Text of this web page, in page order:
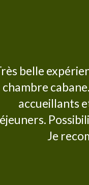
belle
chambre
accueillants
Je